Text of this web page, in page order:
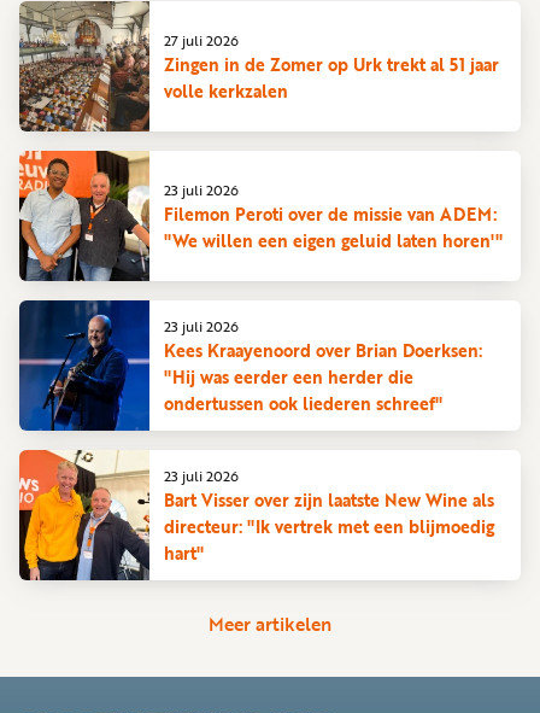
Zingen in de Zomer op Urk trekt al 51 jaar
volle kerkzalen
27 juli 2026
Filemon Peroti over de missie van ADEM:
"We willen een eigen geluid laten horen'"
23 juli 2026
Kees Kraayenoord over Brian Doerksen:
"Hij was eerder een herder die
ondertussen ook liederen schreef"
23 juli 2026
Bart Visser over zijn laatste New Wine als
directeur: "Ik vertrek met een blijmoedig
hart"
23 juli 2026
Meer artikelen